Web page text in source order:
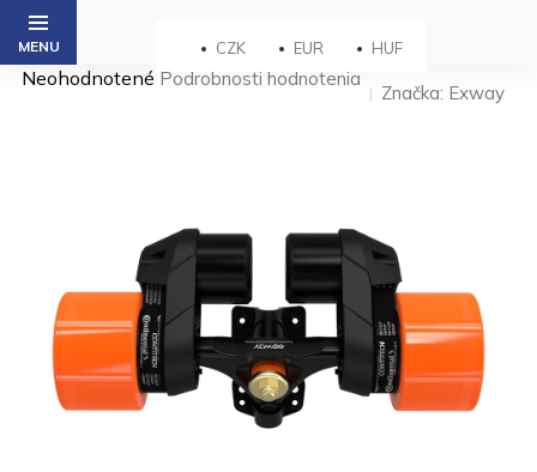
Prejsť
obsah
CZK EUR HUF
Priemerné
Neohodnotené Podrobnosti hodnotenia
Značka: Exway